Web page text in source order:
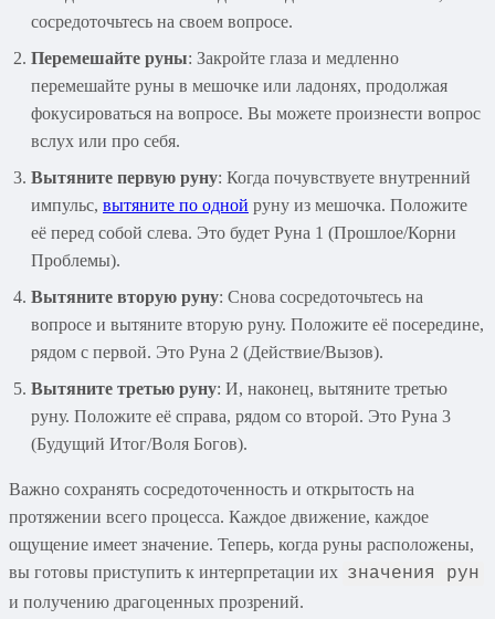
сосредоточьтесь на своем вопросе.
Перемешайте руны: Закройте глаза и медленно
перемешайте руны в мешочке или ладонях, продолжая
фокусироваться на вопросе. Вы можете произнести вопрос
вслух или про себя.
Вытяните первую руну: Когда почувствуете внутренний
импульс, вытяните по одной руну из мешочка. Положите
её перед собой слева. Это будет Руна 1 (Прошлое/Корни
Проблемы).
Вытяните вторую руну: Снова сосредоточьтесь на
вопросе и вытяните вторую руну. Положите её посередине,
рядом с первой. Это Руна 2 (Действие/Вызов).
Вытяните третью руну: И, наконец, вытяните третью
руну. Положите её справа, рядом со второй. Это Руна 3
(Будущий Итог/Воля Богов).
Важно сохранять сосредоточенность и открытость на
протяжении всего процесса. Каждое движение, каждое
ощущение имеет значение. Теперь, когда руны расположены,
вы готовы приступить к интерпретации их значения рун
и получению драгоценных прозрений.